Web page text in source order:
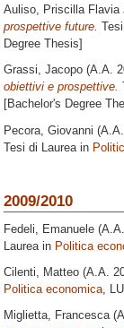
Auliso, Priscilla Flavia
prospettive future.
Degree Thesis]
Grassi, Jacopo (A.A.
obiettivi e prospettive.
[Bachelor's Degree
Pecora, Giovanni
Tesi di Laurea in
2009/2010
Fedeli, Emanuele
Laurea in Politica
Cilenti, Matteo (A.A.
Politica economica ,
Miglietta, Francesca